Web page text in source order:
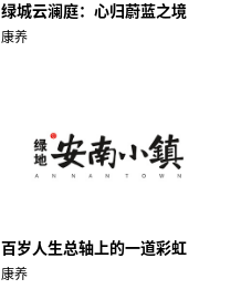
绿城云澜庭：心归蔚蓝之境
康养
百岁人生总轴上的一道彩虹
康养